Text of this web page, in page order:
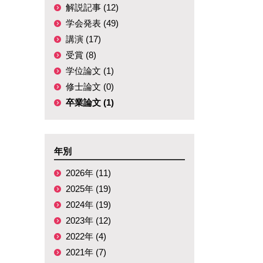
解説記事 (12)
学会発表 (49)
講演 (17)
受賞 (8)
学位論文 (1)
修士論文 (0)
卒業論文 (1)
年別
2026年 (11)
2025年 (19)
2024年 (19)
2023年 (12)
2022年 (4)
2021年 (7)